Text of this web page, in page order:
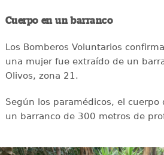
Cuerpo en un barranco
Los Bomberos Voluntarios
una mujer fue extraído de un
Olivos, zona 21.
Según los paramédicos, el
un barranco de 300 metros de